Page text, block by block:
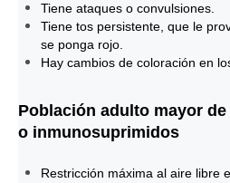
Tiene ataques o convulsiones.
Tiene tos persistente, que le
se ponga rojo.
Hay cambios de coloración en
Población adulto mayor
o inmunosuprimidos
Restricción máxima al aire libre